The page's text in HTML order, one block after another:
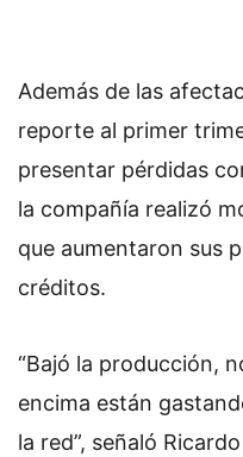
Además de las
reporte al primer
presentar pérdidas
la compañía realizó
que aumentaron sus
créditos.
“Bajó la producción,
encima están
la red”, señaló